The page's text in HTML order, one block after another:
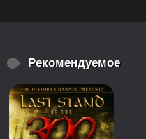
Рекомендуемое